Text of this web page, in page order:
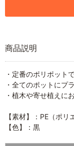
商品説明
・定番のポリポットで
・全てのポットにプ
・植木や寄せ植えに
【素材】：PE（ポリ
【色】：黒